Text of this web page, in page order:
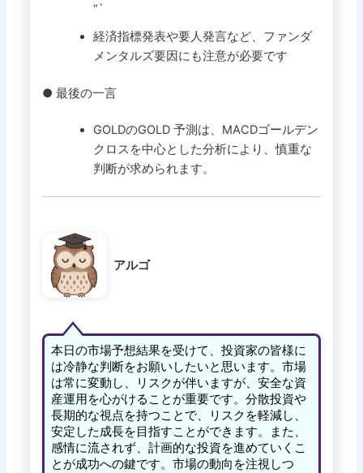
“`
経済指標発表や要人発言など、ファンダ
メンタルズ要因にも注意が必要です
● 最後の一言
GOLDのGOLD 予測は、MACDゴールデン
クロスを中心とした分析により、慎重な
判断が求められます。
アルゴ
本日の市場予想結果を受けて、投資家の皆様に
は冷静な判断をお願いしたいと思います。市場
は常に変動し、リスクが伴いますが、安全な資
産運用を心がけることが重要です。分散投資や
長期的な視点を持つことで、リスクを軽減し、
安定した成長を目指すことができます。また、
感情に流されず、計画的な投資を進めていくこ
とが成功への鍵です。市場の動向を注視しつ